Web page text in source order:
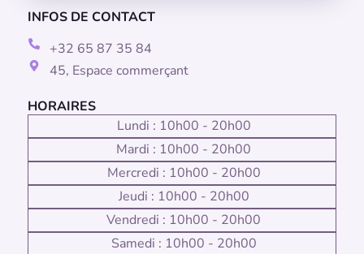
INFOS DE CONTACT
+32 65 87 35 84
45, Espace commerçant
HORAIRES
Lundi : 10h00 - 20h00
Mardi : 10h00 - 20h00
Mercredi : 10h00 - 20h00
Jeudi : 10h00 - 20h00
Vendredi : 10h00 - 20h00
Samedi : 10h00 - 20h00